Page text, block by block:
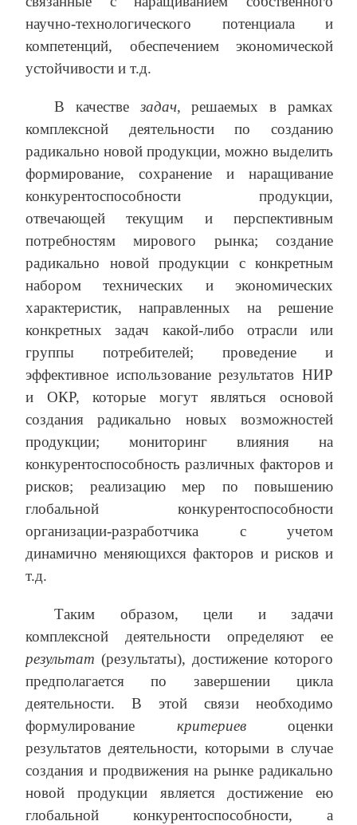
научно-технологического потенциала и
компетенций, обеспечением экономической
устойчивости и т.д.
В качестве задач, решаемых в рамках
комплексной деятельности по созданию
радикально новой продукции, можно выделить
формирование, сохранение и наращивание
конкурентоспособности продукции,
отвечающей текущим и перспективным
потребностям мирового рынка; создание
радикально новой продукции с конкретным
набором технических и экономических
характеристик, направленных на решение
конкретных задач какой-либо отрасли или
группы потребителей; проведение и
эффективное использование результатов НИР
и ОКР, которые могут являться основой
создания радикально новых возможностей
продукции; мониторинг влияния на
конкурентоспособность различных факторов и
рисков; реализацию мер по повышению
глобальной конкурентоспособности
организации-разработчика с учетом
динамично меняющихся факторов и рисков и
т.д.
Таким образом, цели и задачи
комплексной деятельности определяют ее
результат (результаты), достижение которого
предполагается по завершении цикла
деятельности. В этой связи необходимо
формулирование критериевоценки
результатов деятельности, которыми в случае
создания и продвижения на рынке радикально
новой продукции является достижение ею
глобальной конкурентоспособности, а